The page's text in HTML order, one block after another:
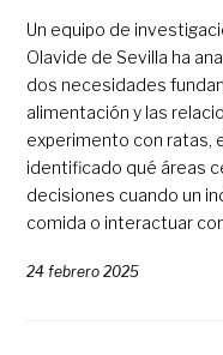
Un equipo de
Olavide de Sevilla ha
dos necesidades
alimentación y las
experimento con ratas,
identificado qué áreas
decisiones cuando un
comida o interactuar
24 febrero 2025